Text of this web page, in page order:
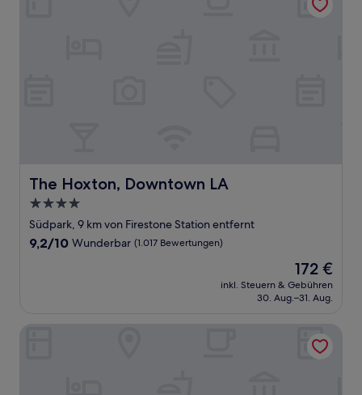
The Hoxton, Downtown LA
The Hoxton, Downtown LA
4.0-
Sterne-
Unterkunft
Südpark, 9 km von Firestone Station entfernt
9.2
9,2/10 Wunderbar (1.017 Bewertungen)
Der
Preis
beträgt
172 €
inkl. Steuern & Gebühren
30. Aug.–31. Aug.